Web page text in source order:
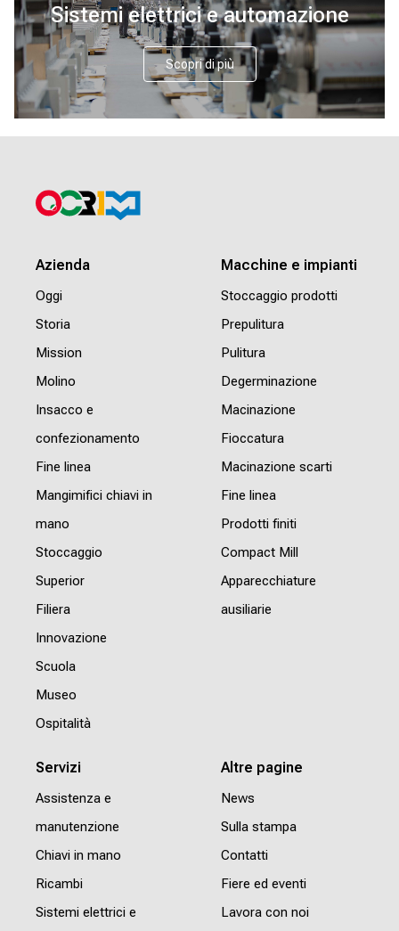
Sistemi elettrici e automazione
Scopri di più
Azienda
Oggi
Storia
Mission
Molino
Insacco e
confezionamento
Fine linea
Mangimifici chiavi in
mano
Stoccaggio
Superior
Filiera
Innovazione
Scuola
Museo
Ospitalità
Macchine e impianti
Stoccaggio prodotti
Prepulitura
Pulitura
Degerminazione
Macinazione
Fioccatura
Macinazione scarti
Fine linea
Prodotti finiti
Compact Mill
Apparecchiature
ausiliarie
Servizi
Assistenza e
manutenzione
Chiavi in mano
Ricambi
Sistemi elettrici e
Altre pagine
News
Sulla stampa
Contatti
Fiere ed eventi
Lavora con noi